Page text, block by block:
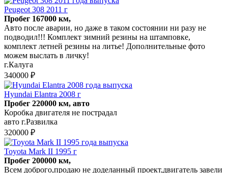
Peugeot 308 2011 г
Пробег 167000 км,
Авто после аварии, но даже в таком состоянии ни разу не
подводил!!! Комплект зимний резины на штамповке,
комплект летней резины на литье! Дополнительные фото
можем выслать в личку!
г.Калуга
340000 ₽
Hyundai Elantra 2008 г
Пробег 220000 км, авто
Коробка двигателя не пострадал
авто г.Развилка
320000 ₽
Toyota Mark II 1995 г
Пробег 200000 км,
Всем доброго,продаю не доделанный проект,двигатель завели